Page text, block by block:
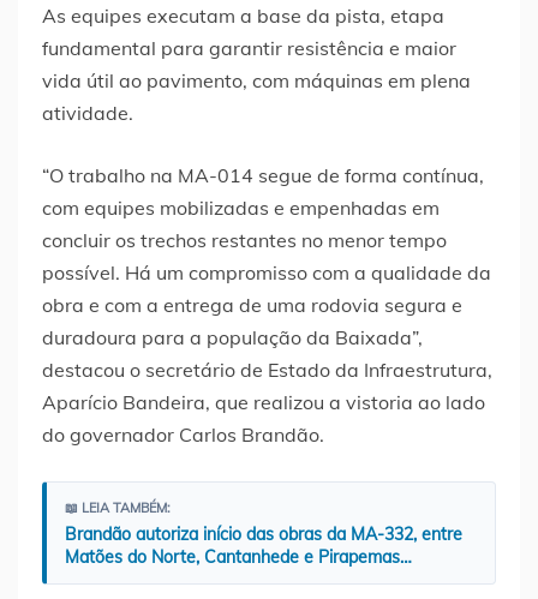
As equipes executam a base da pista, etapa
fundamental para garantir resistência e maior
vida útil ao pavimento, com máquinas em plena
atividade.
“O trabalho na MA-014 segue de forma contínua,
com equipes mobilizadas e empenhadas em
concluir os trechos restantes no menor tempo
possível. Há um compromisso com a qualidade da
obra e com a entrega de uma rodovia segura e
duradoura para a população da Baixada”,
destacou o secretário de Estado da Infraestrutura,
Aparício Bandeira, que realizou a vistoria ao lado
do governador Carlos Brandão.
📖 LEIA TAMBÉM:
Brandão autoriza início das obras da MA-332, entre
Matões do Norte, Cantanhede e Pirapemas…